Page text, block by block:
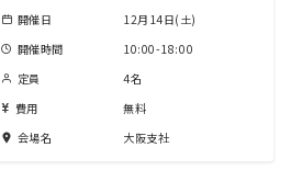
開催日
12月14日(土)
開催時間
10:00-18:00
定員
4名
費用
無料
会場名
大阪支社